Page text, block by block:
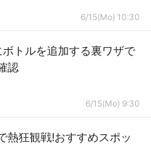
6/15(Mo) 10:30
トルを追加する裏ワザで
認
6/15(Mo) 9:30
熱狂観戦!おすすめスポッ